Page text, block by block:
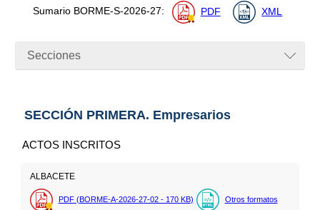
Sumario BORME-S-2026-27: PDF XML
Secciones
SECCIÓN PRIMERA. Empresarios
ACTOS INSCRITOS
ALBACETE
PDF (BORME-A-2026-27-02 - 170 KB) Otros formatos